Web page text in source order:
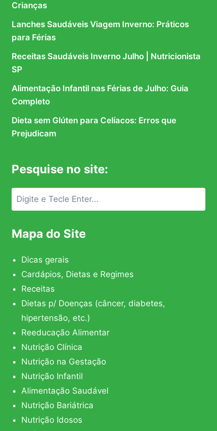
Crianças
Lanches Saudáveis Viagem Inverno: Práticos
para Férias
Receitas Saudáveis Inverno Julho | Nutricionista
SP
Alimentação Infantil nas Férias de Julho: Guia
Completo
Dieta sem Glúten para Celíacos: Erros que
Prejudicam
Pesquise no site:
Mapa do Site
Dicas gerais
Cardápios, Dietas e Regimes
Receitas
Dietas p/ Doenças (câncer, diabetes,
hipertensão, etc.)
Reeducação Alimentar
Nutrição Clínica
Nutrição na Gestação
Nutrição Infantil
Alimentação Saudável
Nutrição Bariátrica
Nutrição Idosos